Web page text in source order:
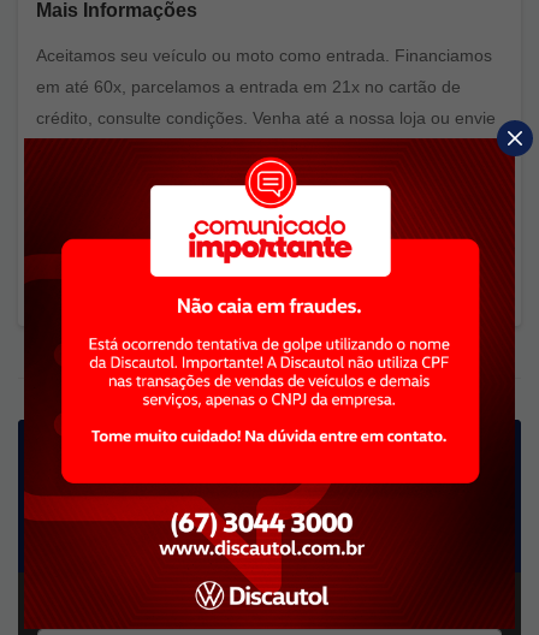
Mais Informações
Aceitamos seu veículo ou moto como entrada. Financiamos
em até 60x, parcelamos a entrada em 21x no cartão de
crédito, consulte condições. Venha até a nossa loja ou envie
intenção online para conhecer o veículo e ser atendido. .
Aceitamos seu veículo como entrada, financiamos o restante
de maneira facilitada! Venha até a nossa loja ou envie
intenção online para conhecer o veículo e ser atendido por
um de nossos consultores de vendas.
Preencha o formulário abaixo para receber o contato de
um de nossos especialistas: